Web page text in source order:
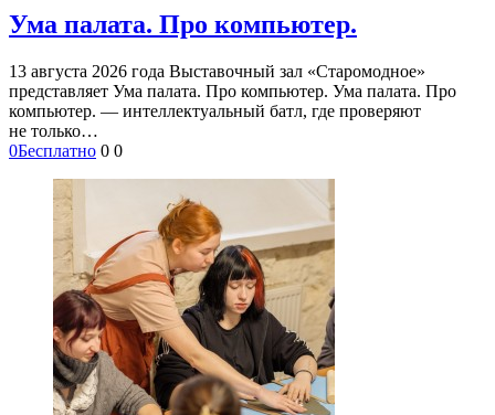
Ума палата. Про компьютер.
13 августа 2026 года Выставочный зал «Старомодное»
представляет Ума палата. Про компьютер. Ума палата. Про
компьютер. — интеллектуальный батл, где проверяют
не только…
0Бесплатно 0 0